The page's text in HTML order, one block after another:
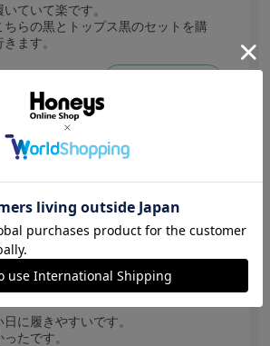
ていて楽です。
らの黒とトップス黒のセットを購
ます。
グレージュ
に履きやすいです。
たです。